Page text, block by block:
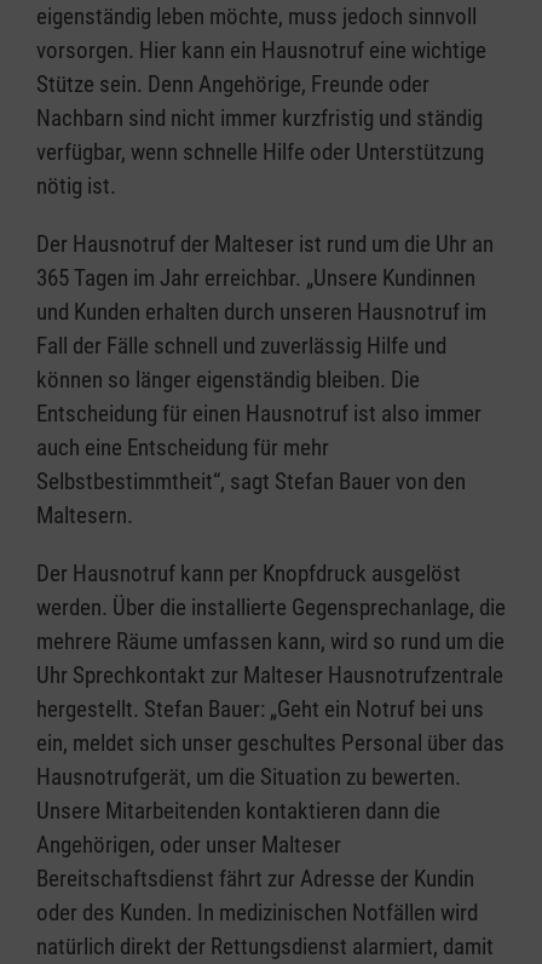
eigenständig leben möchte, muss jedoch sinnvoll
vorsorgen. Hier kann ein Hausnotruf eine wichtige
Stütze sein. Denn Angehörige, Freunde oder
Nachbarn sind nicht immer kurzfristig und ständig
verfügbar, wenn schnelle Hilfe oder Unterstützung
nötig ist.
Der Hausnotruf der Malteser ist rund um die Uhr an
365 Tagen im Jahr erreichbar. „Unsere Kundinnen
und Kunden erhalten durch unseren Hausnotruf im
Fall der Fälle schnell und zuverlässig Hilfe und
können so länger eigenständig bleiben. Die
Entscheidung für einen Hausnotruf ist also immer
auch eine Entscheidung für mehr
Selbstbestimmtheit“, sagt Stefan Bauer von den
Maltesern.
Der Hausnotruf kann per Knopfdruck ausgelöst
werden. Über die installierte Gegensprechanlage, die
mehrere Räume umfassen kann, wird so rund um die
Uhr Sprechkontakt zur Malteser Hausnotrufzentrale
hergestellt. Stefan Bauer: „Geht ein Notruf bei uns
ein, meldet sich unser geschultes Personal über das
Hausnotrufgerät, um die Situation zu bewerten.
Unsere Mitarbeitenden kontaktieren dann die
Angehörigen, oder unser Malteser
Bereitschaftsdienst fährt zur Adresse der Kundin
oder des Kunden. In medizinischen Notfällen wird
natürlich direkt der Rettungsdienst alarmiert, damit